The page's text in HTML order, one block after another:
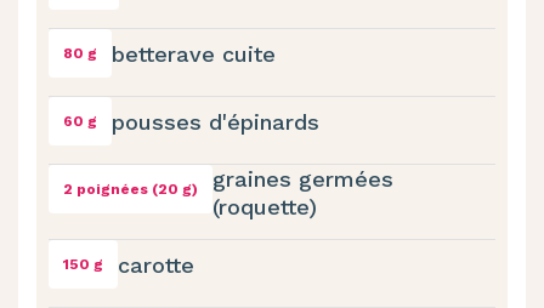
80 g betterave cuite
60 g pousses d'épinards
2 poignées (20 g)
graines germées
(roquette)
150 g carotte